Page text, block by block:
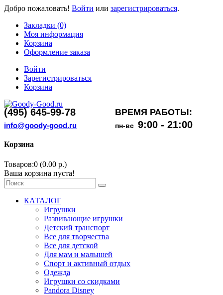
Добро пожаловать! Войти или зарегистрироваться.
Закладки (0)
Моя информация
Корзина
Оформление заказа
Войти
Зарегистрироваться
Корзина
(495) 645-99-78 ВРЕМЯ РАБОТЫ:
info@goody-good.ru пн-вс 9:00 - 21:00
Корзина
Товаров:0 (0.00 р.)
Ваша корзина пуста!
КАТАЛОГ
Игрушки
Развивающие игрушки
Детский транспорт
Все для творчества
Все для детской
Для мам и малышей
Спорт и активный отдых
Одежда
Игрушки со скидками
Pandora Disney